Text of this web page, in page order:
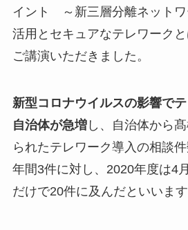
イント ～新三層分離ネットワ
活用とセキュアなテレワーク
ご講演いただきました。
新型コロナウイルスの影響で
自治体が急増し、自治体から
られたテレワーク導入の相談
年間3件に対し、2020年度は4
だけで20件に及んだといいます